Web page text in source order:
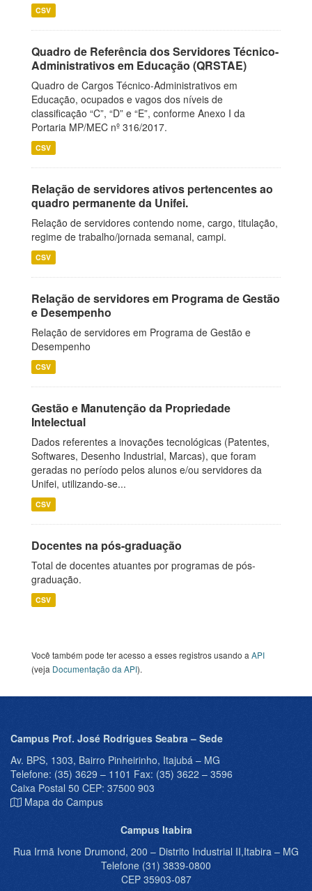
CSV
Quadro de Referência dos Servidores Técnico-
Administrativos em Educação (QRSTAE)
Quadro de Cargos Técnico-Administrativos em
Educação, ocupados e vagos dos níveis de
classificação “C”, “D” e “E”, conforme Anexo I da
Portaria MP/MEC nº 316/2017.
CSV
Relação de servidores ativos pertencentes ao
quadro permanente da Unifei.
Relação de servidores contendo nome, cargo, titulação,
regime de trabalho/jornada semanal, campi.
CSV
Relação de servidores em Programa de Gestão
e Desempenho
Relação de servidores em Programa de Gestão e
Desempenho
CSV
Gestão e Manutenção da Propriedade
Intelectual
Dados referentes a inovações tecnológicas (Patentes,
Softwares, Desenho Industrial, Marcas), que foram
geradas no período pelos alunos e/ou servidores da
Unifei, utilizando-se...
CSV
Docentes na pós-graduação
Total de docentes atuantes por programas de pós-
graduação.
CSV
Você também pode ter acesso a esses registros usando a API
(veja Documentação da API).
Campus Prof. José Rodrigues Seabra – Sede
Av. BPS, 1303, Bairro Pinheirinho, Itajubá – MG
Telefone: (35) 3629 – 1101 Fax: (35) 3622 – 3596
Caixa Postal 50 CEP: 37500 903
Mapa do Campus
Campus Itabira
Rua Irmã Ivone Drumond, 200 – Distrito Industrial II,Itabira – MG
Telefone (31) 3839-0800
CEP 35903-087